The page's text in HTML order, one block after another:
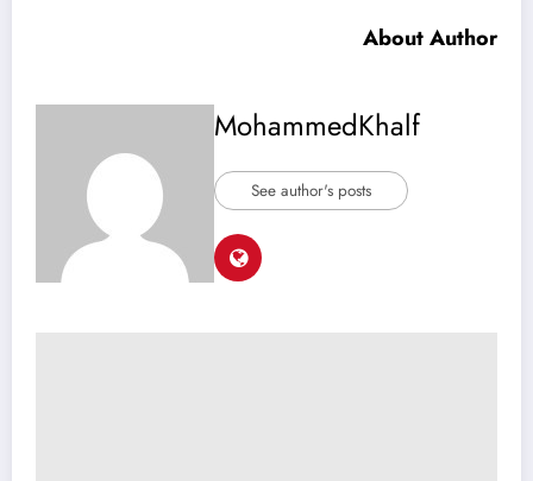
About Author
MohammedKhalf
See author's posts